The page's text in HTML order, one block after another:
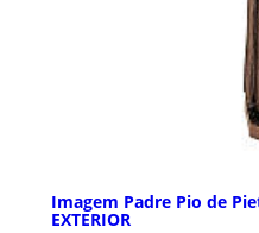
Imagem Padre Pio de
EXTERIOR